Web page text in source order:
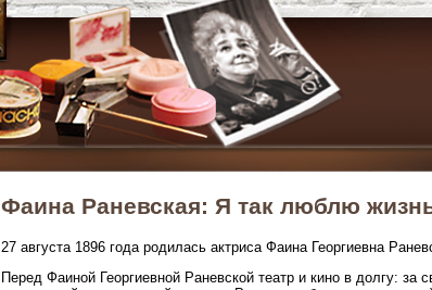
Фаина Раневская: Я так люблю
27 августа 1896 года родилась актриса Фаина Георгиевна
Перед Фаиной Георгиевной Раневской театр и кино в долгу: